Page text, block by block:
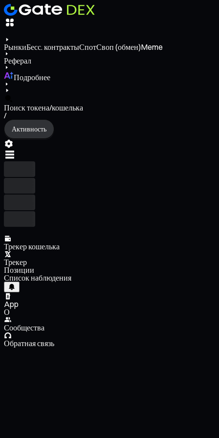
РынкиБесс. контрактыСпотСвоп (обмен)Meme
Реферал
Подробнее
Поиск токена/кошелька
/
Активность
Трекер кошелька
Трекер
Позиции
Список наблюдения
App
О
Сообщества
Обратная связь